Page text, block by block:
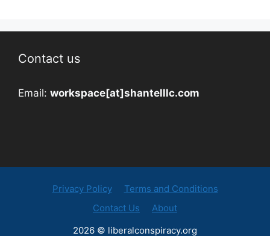
Contact us
Email: workspace[at]shantelllc.com
Privacy Policy
Terms and Conditions
Contact Us
About
2026 © liberalconspiracy.org